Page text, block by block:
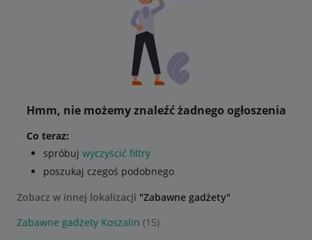
Hmm, nie możemy znaleźć żadnego ogłoszenia
Co teraz:
spróbuj wyczyścić filtry
poszukaj czegoś podobnego
Zobacz w innej lokalizacji "Zabawne gadżety"
Zabawne gadżety Koszalin (15)